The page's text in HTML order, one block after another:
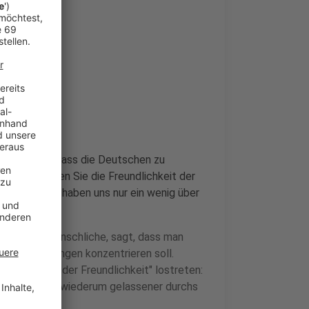
selber, dass die Deutschen zu
"Bewerten Sie die Freundlichkeit der
haben uns nur ein wenig über
sagt, dass man
Handlungen konzentrieren soll.
"Lawine der Freundlichkeit" lostreten:
Menschen wiederum gelassener durchs